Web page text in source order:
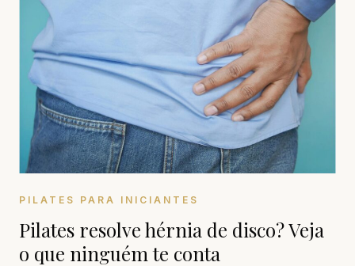
PILATES PARA INICIANTES
Pilates resolve hérnia de disco? Veja
o que ninguém te conta